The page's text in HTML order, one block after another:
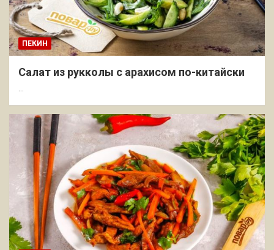
ПЕКИН
Салат из рукколы с арахисом по-китайски
…